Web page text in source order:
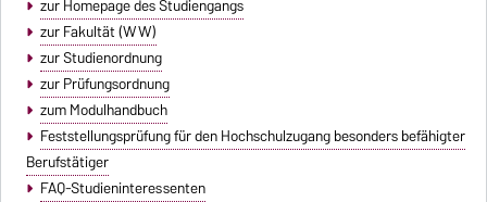
zur Homepage des Studiengangs
zur Fakultät (WW)
zur Studienordnung
zur Prüfungsordnung
zum Modulhandbuch
Feststellungsprüfung für den Hochschulzugang besonders befähigter
Berufstätiger
FAQ-Studieninteressenten